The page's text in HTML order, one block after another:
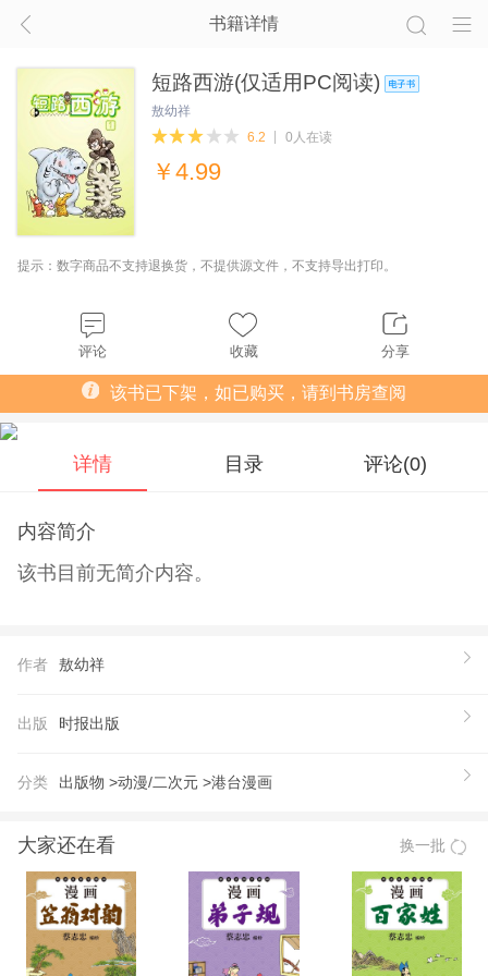
书籍详情
短路西游(仅适用PC阅读)
敖幼祥
6.2
0人在读
￥ 4.99
提示：数字商品不支持退换货，不提供源文件，不支持导出打印。
评论 收藏 分享
该书已下架，如已购买，请到书房查阅
详情 目录 评论(0)
内容简介
该书目前无简介内容。
作者 敖幼祥
出版 时报出版
分类 出版物 >动漫/二次元 >港台漫画
大家还在看 换一批